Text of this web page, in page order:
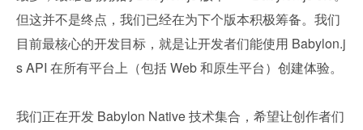
但这并不是终点，我们已经在为下个版本积极筹备。我们
目前最核心的开发目标，就是让开发者们能使用 Babylon.j
s API 在所有平台上（包括 Web 和原生平台）创建体验。
我们正在开发 Babylon Native 技术集合，希望让创作者们